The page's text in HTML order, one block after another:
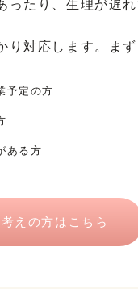
ったり、生理が遅
り対応します。まず
予定の方
ある方
えの方はこちら